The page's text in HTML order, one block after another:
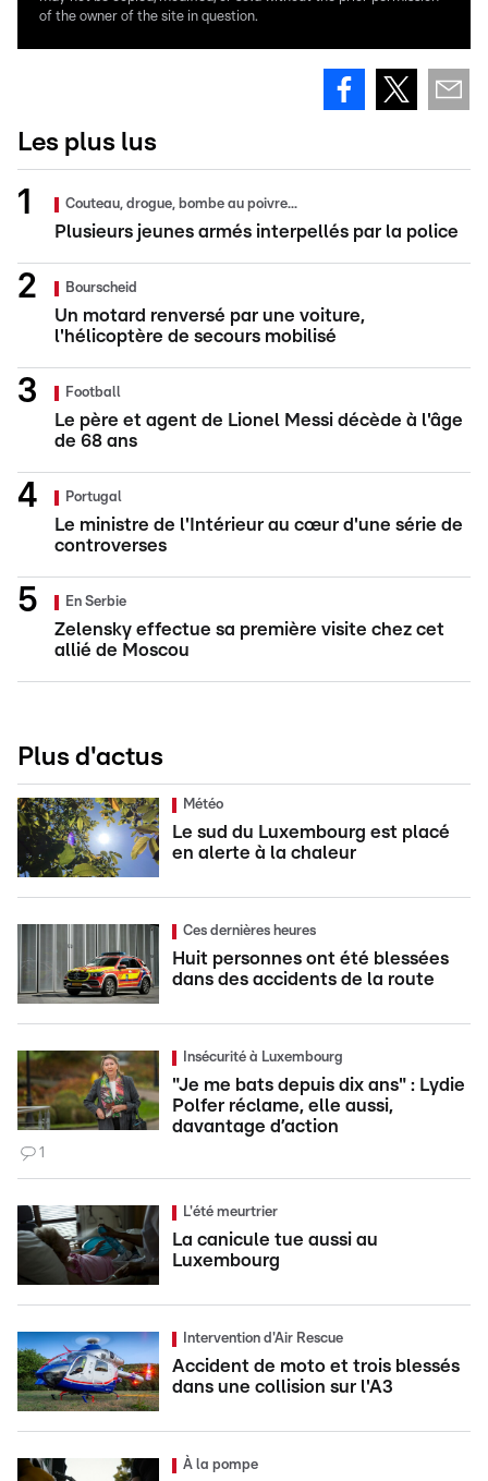
of the owner of the site in question.
Les plus lus
Couteau, drogue, bombe au poivre...
Plusieurs jeunes armés interpellés par la police
Bourscheid
Un motard renversé par une voiture,
l'hélicoptère de secours mobilisé
Football
Le père et agent de Lionel Messi décède à l'âge
de 68 ans
Portugal
Le ministre de l'Intérieur au cœur d'une série de
controverses
En Serbie
Zelensky effectue sa première visite chez cet
allié de Moscou
Plus d'actus
Météo
Le sud du Luxembourg est placé
en alerte à la chaleur
Ces dernières heures
Huit personnes ont été blessées
dans des accidents de la route
Insécurité à Luxembourg
"Je me bats depuis dix ans" : Lydie
Polfer réclame, elle aussi,
davantage d’action
1
L'été meurtrier
La canicule tue aussi au
Luxembourg
Intervention d'Air Rescue
Accident de moto et trois blessés
dans une collision sur l'A3
À la pompe